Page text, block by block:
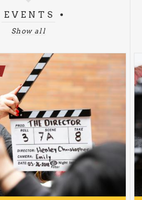
EVENTS
Show all